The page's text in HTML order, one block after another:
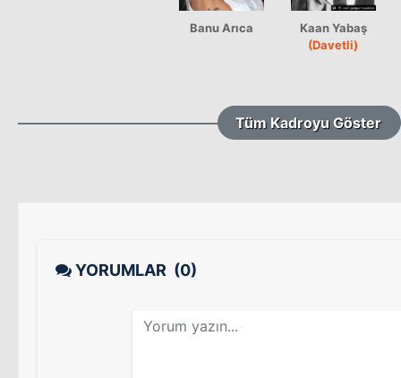
Banu Arıca
Kaan Yabaş
(Davetli)
Tüm Kadroyu Göster
YORUMLAR (0)